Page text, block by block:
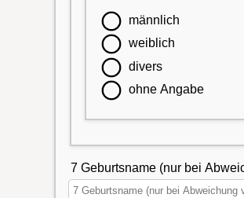
männlich
weiblich
divers
ohne Angabe
7 Geburtsname (nur bei